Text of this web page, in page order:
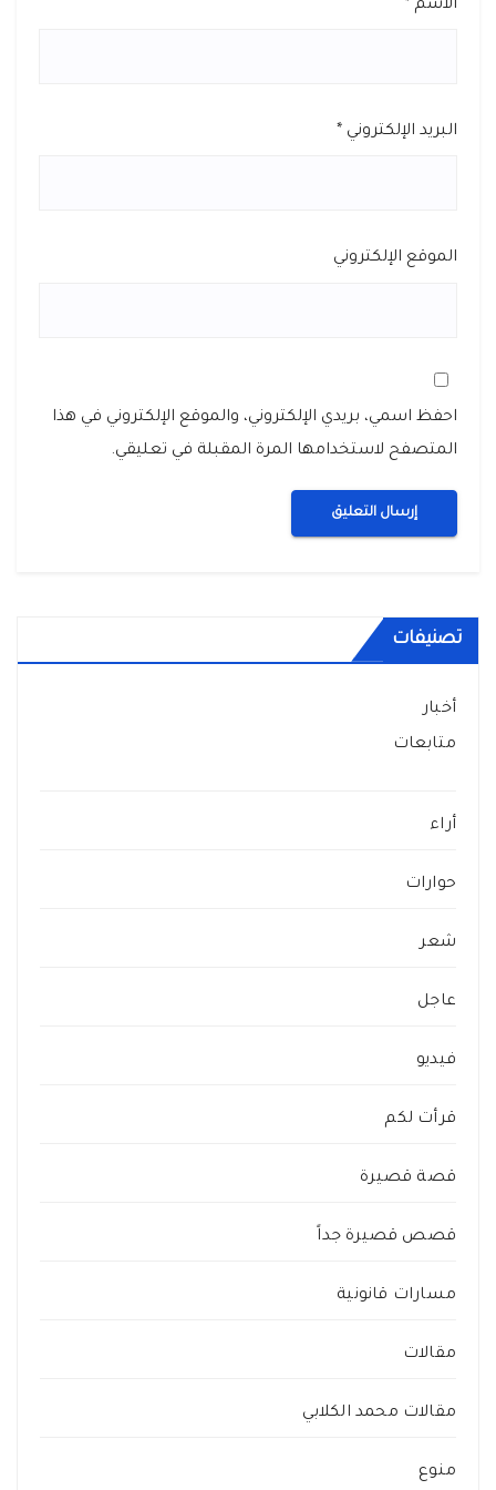
الاسم *
البريد الإلكتروني *
الموقع الإلكتروني
احفظ اسمي، بريدي الإلكتروني، والموقع الإلكتروني في هذا
المتصفح لاستخدامها المرة المقبلة في تعليقي.
تصنيفات
أخبار
متابعات
أراء
حوارات
شعر
عاجل
فيديو
قرأت لكم
قصة قصيرة
قصص قصيرة جداً
مسارات قانونية
مقالات
مقالات محمد الكلابي
منوع